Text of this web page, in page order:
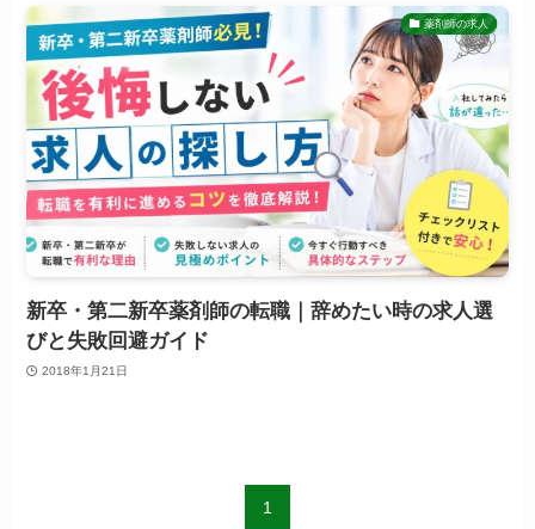
薬剤師の求人
新卒・第二新卒薬剤師の転職｜辞めたい時の求人選
びと失敗回避ガイド
2018年1月21日
1